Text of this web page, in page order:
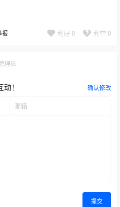
报 利好 0 利空 0
理员
！ 确认修改
提交